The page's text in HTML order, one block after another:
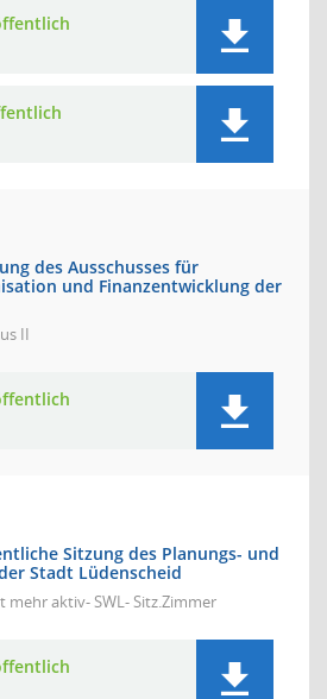
des Ausschusses für
und Finanzentwicklung der
II
Sitzung des Planungs- und
Stadt Lüdenscheid
mehr aktiv- SWL- Sitz.Zimmer